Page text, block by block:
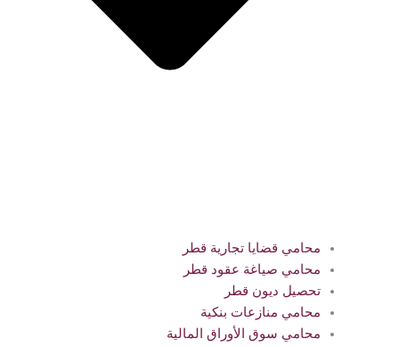
محامي قضايا تجارية قطر
محامي صياغة عقود قطر
تحصيل ديون قطر
محامي منازعات بنكية
محامي سوق الأوراق المالية